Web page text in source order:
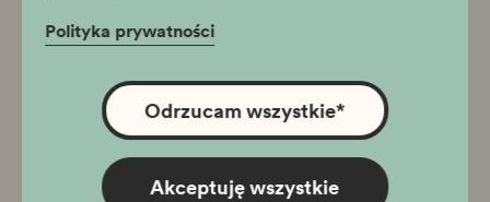
Polityka prywatności
Odrzucam wszystkie*
Akceptuję wszystkie
Budynek dawnego kina Światowid obecnie
jest w remoncie. Muzeum Nowej Huty nadal
prowadzi działalność, o której informacje
można znaleźć poniżej. Zajęcia edukacyjne
prowadzimy na os. Szkolnym 22.